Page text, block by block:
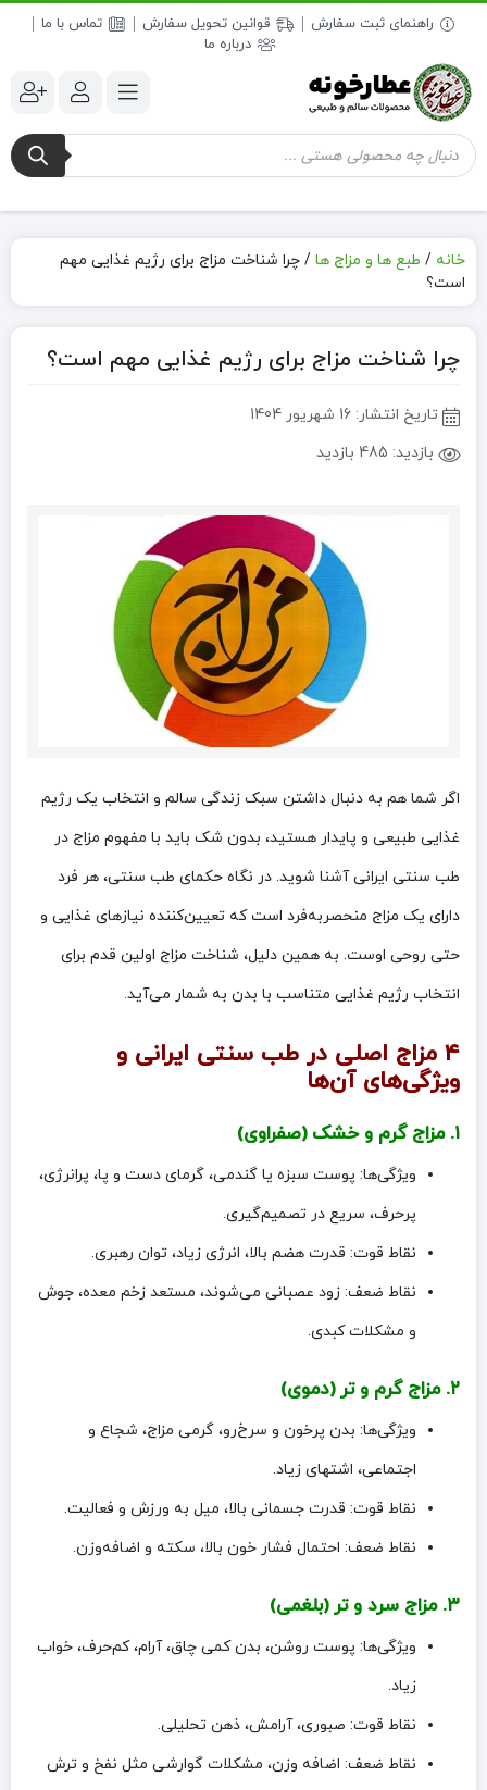
راهنمای ثبت سفارش قوانین تحویل سفارش
تماس با ما
درباره ما
جستجوی
محصولات
خانه / طبع ها و مزاج ها / چرا شناخت مزاج برای رژیم غذایی مهم
است؟
چرا شناخت مزاج برای رژیم غذایی مهم است؟
تاریخ انتشار: 16 شهریور 1404
بازدید: 485 بازدید
اگر شما هم به دنبال داشتن سبک زندگی سالم و انتخاب یک رژیم
غذایی طبیعی و پایدار هستید، بدون شک باید با مفهوم مزاج در
طب سنتی ایرانی آشنا شوید. در نگاه حکمای طب سنتی، هر فرد
دارای یک مزاج منحصر‌به‌فرد است که تعیین‌کننده نیازهای غذایی و
حتی روحی اوست. به همین دلیل، شناخت مزاج اولین قدم برای
انتخاب رژیم غذایی متناسب با بدن به شمار می‌آید.
۴ مزاج اصلی در طب سنتی ایرانی و
ویژگی‌های آن‌ها
۱. مزاج گرم و خشک (صفراوی)
ویژگی‌ها: پوست سبزه یا گندمی، گرمای دست و پا، پرانرژی،
پرحرف، سریع در تصمیم‌گیری.
نقاط قوت: قدرت هضم بالا، انرژی زیاد، توان رهبری.
نقاط ضعف: زود عصبانی می‌شوند، مستعد زخم معده، جوش
و مشکلات کبدی.
۲. مزاج گرم و تر (دموی)
ویژگی‌ها: بدن پرخون و سرخ‌رو، گرمی مزاج، شجاع و
اجتماعی، اشتهای زیاد.
نقاط قوت: قدرت جسمانی بالا، میل به ورزش و فعالیت.
نقاط ضعف: احتمال فشار خون بالا، سکته و اضافه‌وزن.
۳. مزاج سرد و تر (بلغمی)
ویژگی‌ها: پوست روشن، بدن کمی چاق، آرام، کم‌حرف، خواب
زیاد.
نقاط قوت: صبوری، آرامش، ذهن تحلیلی.
نقاط ضعف: اضافه وزن، مشکلات گوارشی مثل نفخ و ترش